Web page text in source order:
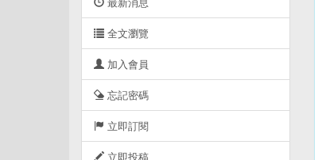
全文瀏覽
加入會員
忘記密碼
立即訂閱
立即投稿